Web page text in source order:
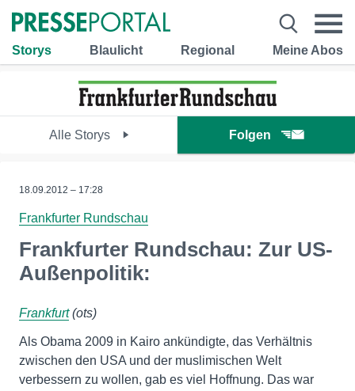
Storys Blaulicht Regional Meine Abos
Alle Storys Folgen
18.09.2012 – 17:28
Frankfurter Rundschau
Frankfurter Rundschau: Zur US-
Außenpolitik:
Frankfurt(ots)
Als Obama 2009 in Kairo ankündigte, das Verhältnis
zwischen den USA und der muslimischen Welt
verbessern zu wollen, gab es viel Hoffnung. Das war